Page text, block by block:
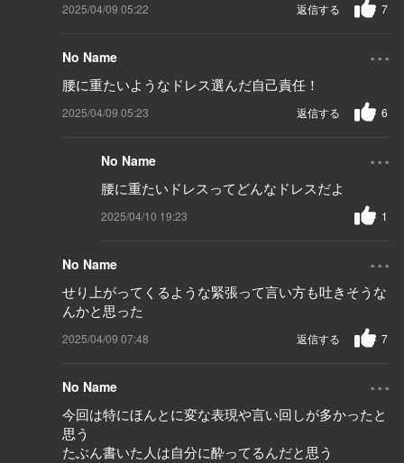
2025/04/09 05:22 7
返信する
No Name ...
腰に重たいようなドレス選んだ自己責任！
2025/04/09 05:23 6
返信する
No Name ...
腰に重たいドレスってどんなドレスだよ
2025/04/10 19:23 1
No Name ...
せり上がってくるような緊張って言い方も吐きそうな
んかと思った
2025/04/09 07:48 7
返信する
No Name ...
今回は特にほんとに変な表現や言い回しが多かったと
思う
たぶん書いた人は自分に酔ってるんだと思う